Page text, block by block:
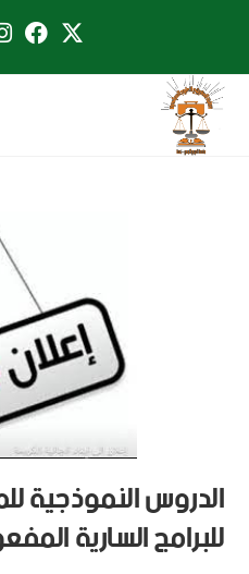
الدروس النموذجية
للبرامج السارية